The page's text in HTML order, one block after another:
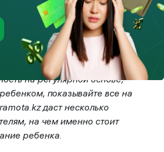
денег сейчас, вы зародите в
финансовому
Кроме вас и эффективнее
не сможет. Повышайте
на регулярной основе,
показывайте все на
даст несколько
на чем именно стоит
ребенка.